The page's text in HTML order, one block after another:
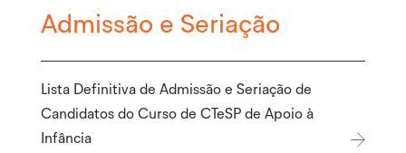
Admissão e Seriação
Lista Definitiva de Admissão e Seriação de
Candidatos do Curso de CTeSP de Apoio à
Infância